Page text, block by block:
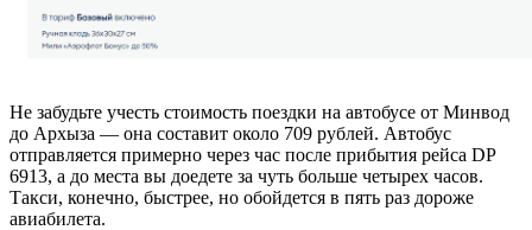
Не забудьте учесть стоимость поездки на автобусе от Минвод
до Архыза — она составит около 709 рублей. Автобус
отправляется примерно через час после прибытия рейса DP
6913, а до места вы доедете за чуть больше четырех часов.
Такси, конечно, быстрее, но обойдется в пять раз дороже
авиабилета.